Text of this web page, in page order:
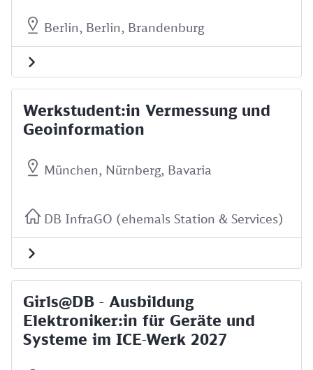
Berlin, Berlin, Brandenburg
Werkstudent:in Vermessung und
Geoinformation
München, Nürnberg, Bavaria
DB InfraGO (ehemals Station & Services)
Girls@DB - Ausbildung
Elektroniker:in für Geräte und
Systeme im ICE-Werk 2027